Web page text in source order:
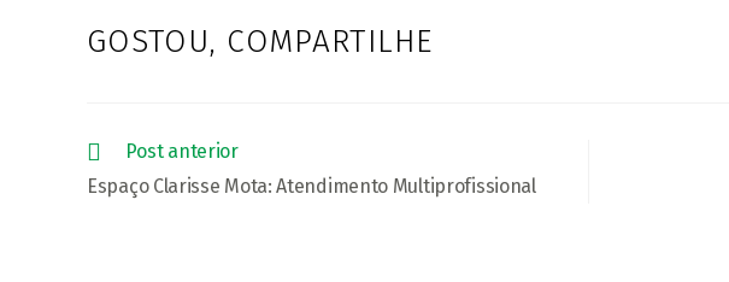
GOSTOU, COMPARTILHE
Leia
artigos
Post anterior
Espaço Clarisse Mota: Atendimento Multiprofissional